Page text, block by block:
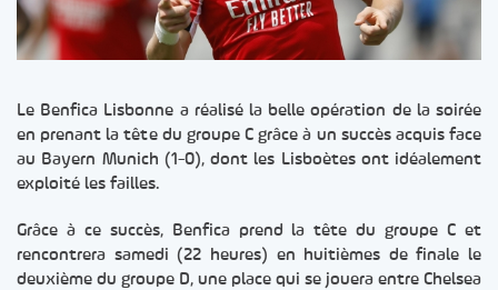
Le Benfica Lisbonne a réalisé la belle opération de la soirée
en prenant la tête du groupe C grâce à un succès acquis face
au Bayern Munich (1-0), dont les Lisboètes ont idéalement
exploité les failles.
Grâce à ce succès, Benfica prend la tête du groupe C et
rencontrera samedi (22 heures) en huitièmes de finale le
deuxième du groupe D, une place qui se jouera entre Chelsea